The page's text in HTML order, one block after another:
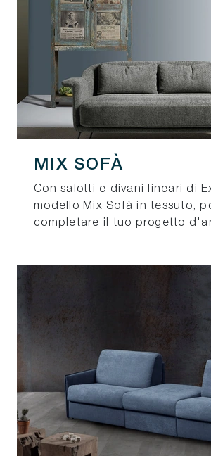
MIX SOFÀ
Con salotti e divani lineari di
modello Mix Sofà in tessuto,
completare il tuo progetto